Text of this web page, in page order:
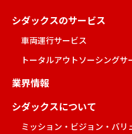
シダックスのサービス
車両運行サービス
トータルアウトソーシングサ
業界情報
シダックスについて
ミッション・ビジョン・バリ